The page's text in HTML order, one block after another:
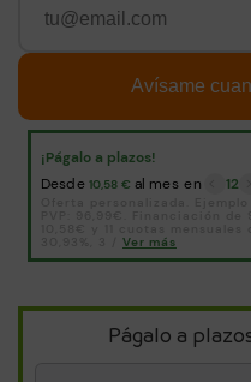
Págalo a